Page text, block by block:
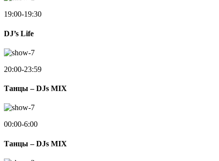
19:00-19:30
DJ’s Life
20:00-23:59
Танцы – DJs MIX
00:00-6:00
Танцы – DJs MIX